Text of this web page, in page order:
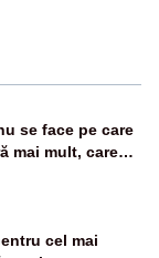
se face pe care
mai mult, care
cel mai